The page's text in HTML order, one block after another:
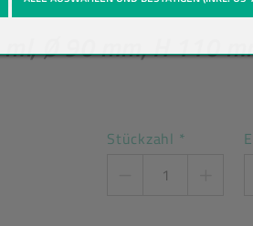
Ø 90 mm, H 110
Stückzahl *